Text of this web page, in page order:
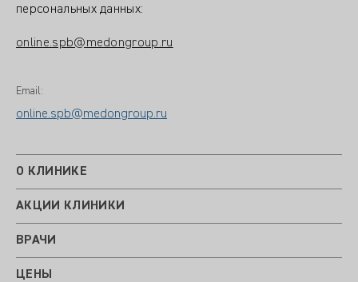
персональных данных:
online.spb@medongroup.ru
Email:
online.spb@medongroup.ru
О КЛИНИКЕ
АКЦИИ КЛИНИКИ
ВРАЧИ
ЦЕНЫ